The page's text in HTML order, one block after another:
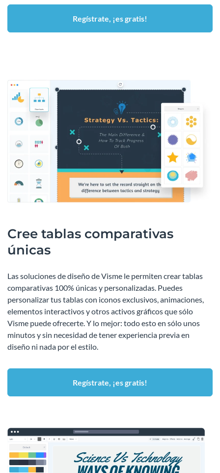
Regístrate, ¡es gratis!
Cree tablas comparativas
únicas
Las soluciones de diseño de Visme le permiten crear tablas
comparativas 100% únicas y personalizadas. Puedes
personalizar tus tablas con iconos exclusivos, animaciones,
elementos interactivos y otros activos gráficos que sólo
Visme puede ofrecerte. Y lo mejor: todo esto en sólo unos
minutos y sin necesidad de tener experiencia previa en
diseño ni nada por el estilo.
Regístrate, ¡es gratis!